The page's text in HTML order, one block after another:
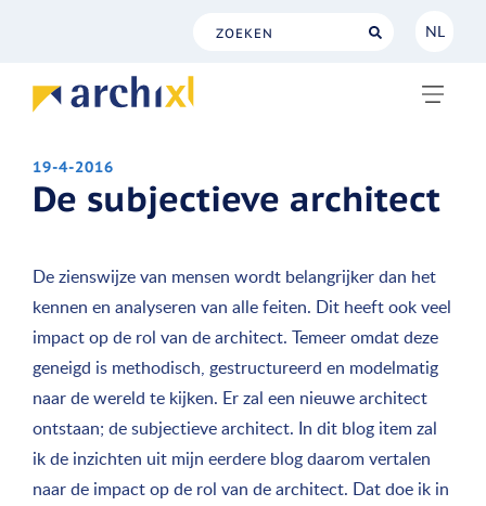
NL
19-4-2016
De subjectieve architect
De zienswijze van mensen wordt belangrijker dan het
kennen en analyseren van alle feiten. Dit heeft ook veel
impact op de rol van de architect. Temeer omdat deze
geneigd is methodisch, gestructureerd en modelmatig
naar de wereld te kijken. Er zal een nieuwe architect
ontstaan; de subjectieve architect. In dit blog item zal
ik de inzichten uit mijn eerdere blog daarom vertalen
naar de impact op de rol van de architect. Dat doe ik in